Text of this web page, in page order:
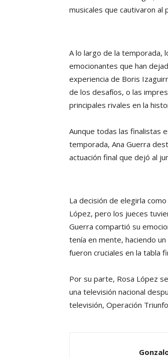
musicales que cautivaron al
A lo largo de la temporada,
emocionantes que han
experiencia de Boris
de los desafíos, o las
principales rivales en la
Aunque todas las finalistas
temporada, Ana Guerra
actuación final que dejó al
La decisión de elegirla
López, pero los jueces
Guerra compartió su
tenía en mente, haciendo
fueron cruciales en la tabla
Por su parte, Rosa López
una televisión nacional
televisión, Operación